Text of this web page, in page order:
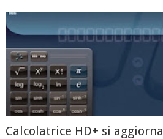
Calcolatrice HD+ si